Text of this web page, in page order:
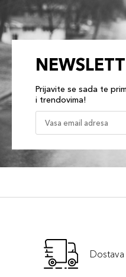
Prijavite se sada te
i trendovima!
Dostava